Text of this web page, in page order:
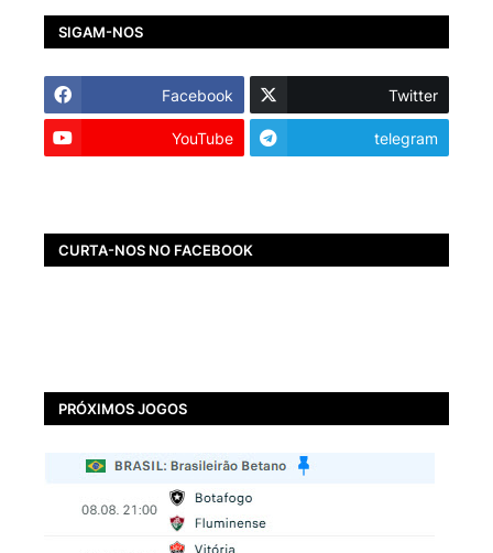
SIGAM-NOS
Facebook Twitter
YouTube telegram
CURTA-NOS NO FACEBOOK
PRÓXIMOS JOGOS